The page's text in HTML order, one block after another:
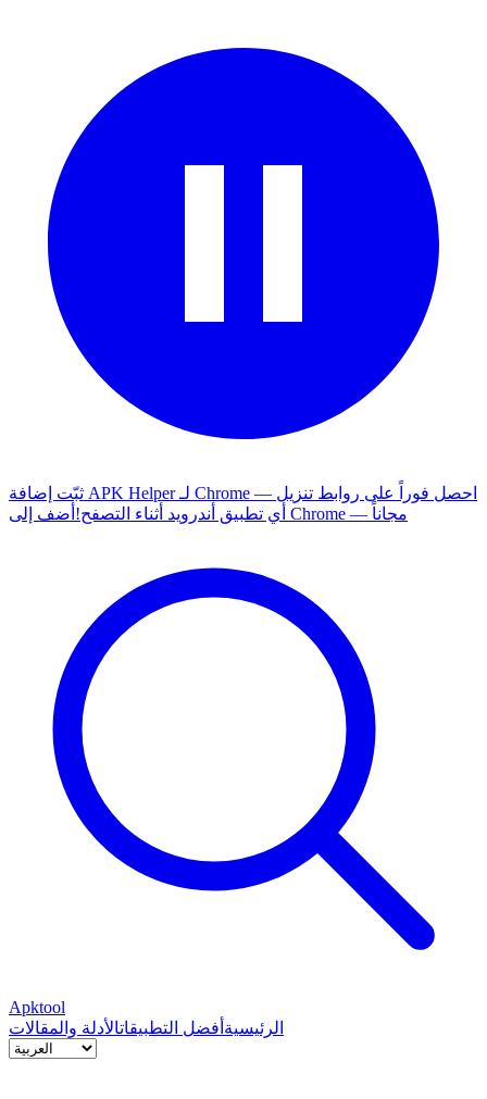
ثبّت إضافة APK Helper لـ Chrome — احصل فوراً على روابط تنزيل
أي تطبيق أندرويد أثناء التصفح!
أضف إلى Chrome — مجاناً
Apktool
الرئيسية أفضل التطبيقاتالأدلة والمقالات